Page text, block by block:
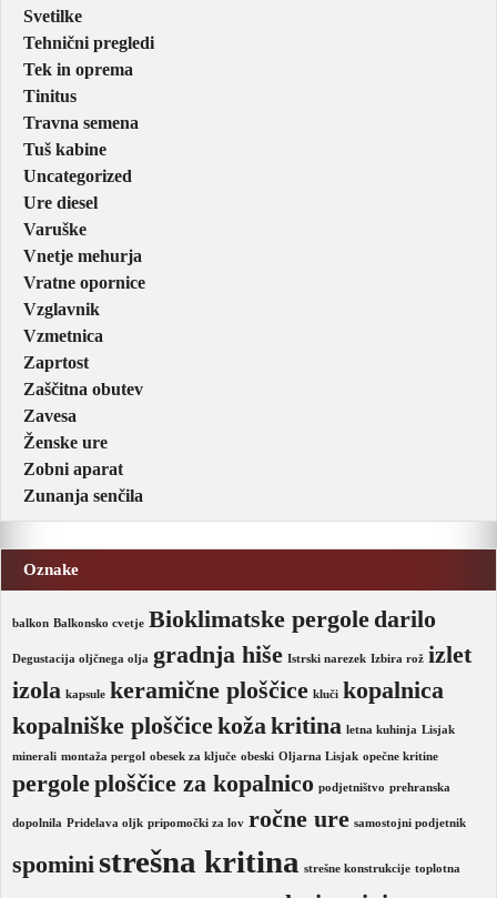
Svetilke
Tehnični pregledi
Tek in oprema
Tinitus
Travna semena
Tuš kabine
Uncategorized
Ure diesel
Varuške
Vnetje mehurja
Vratne opornice
Vzglavnik
Vzmetnica
Zaprtost
Zaščitna obutev
Zavesa
Ženske ure
Zobni aparat
Zunanja senčila
Oznake
balkon Balkonsko cvetje Bioklimatske pergole darilo
Degustacija oljčnega olja gradnja hiše Istrski narezek Izbira rož izlet
izola kapsule keramične ploščice kluči kopalnica
kopalniške ploščicekožakritina letna kuhinja Lisjak
minerali montaža pergol obesek za ključe obeski Oljarna Lisjak opečne kritine
pergoleploščice za kopalnico podjetništvo prehranska
dopolnila Pridelava oljk pripomočki za lov ročne ure samostojni podjetnik
spomini strešna kritina strešne konstrukcije toplotna